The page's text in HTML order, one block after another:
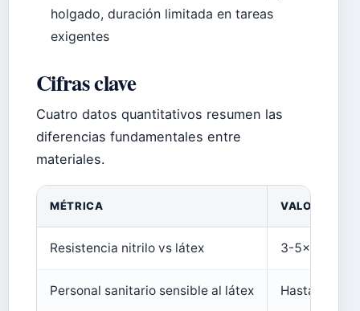
holgado, duración limitada en tareas
exigentes
Cifras clave
Cuatro datos quantitativos resumen las
diferencias fundamentales entre
materiales.
MÉTRICA VALOR
Resistencia nitrilo vs látex 3-5× mayor
Personal sanitario sensible al látex Hasta 17%